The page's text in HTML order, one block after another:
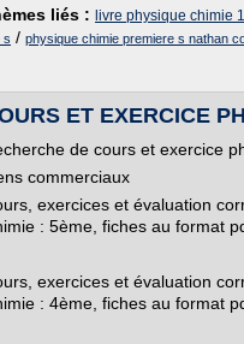
liés : livre physique chimie
s / physique chimie premiere s nathan
ET EXERCICE
de cours et exercice
commerciaux
exercices et évaluation
: 5ème, fiches au format
exercices et évaluation
: 4ème, fiches au format